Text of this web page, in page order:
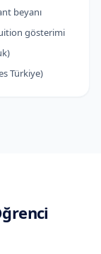
beyanı
gösterimi
Türkiye)